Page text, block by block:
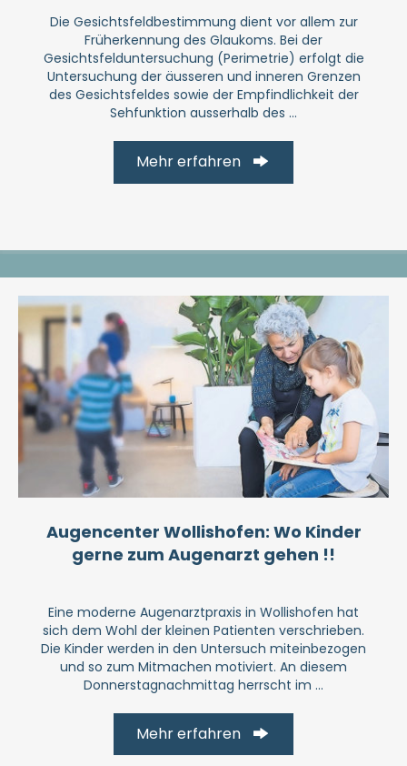
Die Gesichtsfeldbestimmung dient vor allem zur
Früherkennung des Glaukoms. Bei der
Gesichtsfelduntersuchung (Perimetrie) erfolgt die
Untersuchung der äusseren und inneren Grenzen
des Gesichtsfeldes sowie der Empfindlichkeit der
Sehfunktion ausserhalb des ...
Mehr erfahren
Augencenter Wollishofen: Wo Kinder
gerne zum Augenarzt gehen !!
Eine moderne Augenarztpraxis in Wollishofen hat
sich dem Wohl der kleinen Patienten verschrieben.
Die Kinder werden in den Untersuch miteinbezogen
und so zum Mitmachen motiviert. An diesem
Donnerstagnachmittag herrscht im ...
Mehr erfahren